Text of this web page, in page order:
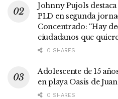
Johnny Pujols
PLD en segunda
Concentrado: “Hay
ciudadanos que
0 SHARES
Adolescente de 15
en playa Oasis de
0 SHARES